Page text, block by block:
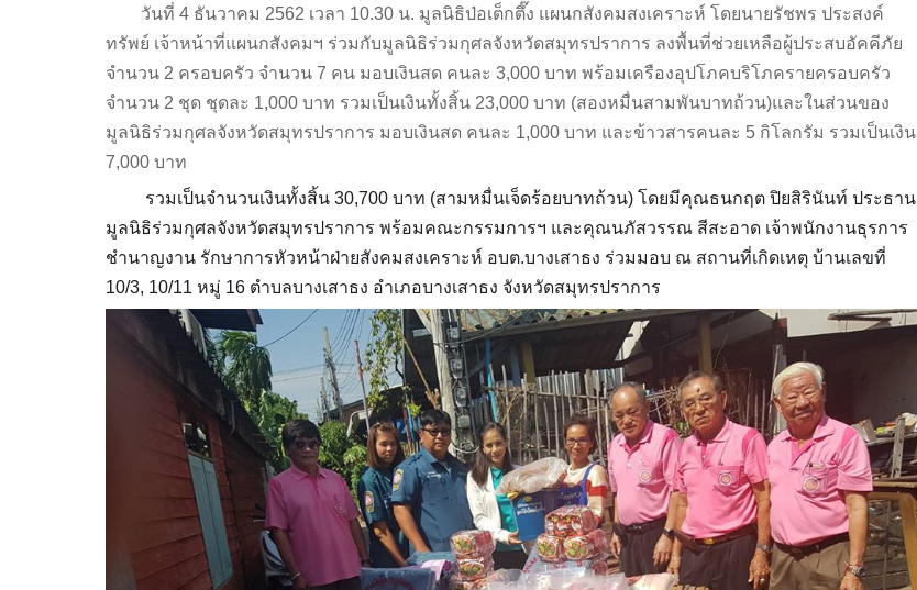
วันที่ 4 ธันวาคม 2562 เวลา 10.30 น. มูลนิธิป่อเต็กตึ๊ง แผนกสังคมสงเคราะห์ โดยนายรัชพร ประสงค์
ทรัพย์ เจ้าหน้าที่แผนกสังคมฯ ร่วมกับมูลนิธิร่วมกุศลจังหวัดสมุทรปราการ ลงพื้นที่ช่วยเหลือผู้ประสบอัคคีภัย
จำนวน 2 ครอบครัว จำนวน 7 คน มอบเงินสด คนละ 3,000 บาท พร้อมเครืองอุปโภคบริโภครายครอบครัว
จำนวน 2 ชุด ชุดละ 1,000 บาท รวมเป็นเงินทั้งสิ้น 23,000 บาท (สองหมื่นสามพันบาทถ้วน)และในส่วนของ
มูลนิธิร่วมกุศลจังหวัดสมุทรปราการ มอบเงินสด คนละ 1,000 บาท และข้าวสารคนละ 5 กิโลกรัม รวมเป็นเงิน
7,000 บาท
รวมเป็นจำนวนเงินทั้งสิ้น 30,700 บาท (สามหมื่นเจ็ดร้อยบาทถ้วน) โดยมีคุณธนกฤต ปิยสิรินันท์ ประธาน
มูลนิธิร่วมกุศลจังหวัดสมุทรปราการ พร้อมคณะกรรมการฯ และคุณนภัสวรรณ สีสะอาด เจ้าพนักงานธุรการ
ชำนาญงาน รักษาการหัวหน้าฝ่ายสังคมสงเคราะห์ อบต.บางเสาธง ร่วมมอบ ณ สถานที่เกิดเหตุ บ้านเลขที่
10/3, 10/11 หมู่ 16 ตำบลบางเสาธง อำเภอบางเสาธง จังหวัดสมุทรปราการ